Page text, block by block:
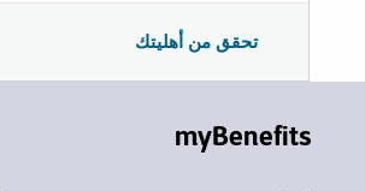
تحقق من أهليتك
myBenefits